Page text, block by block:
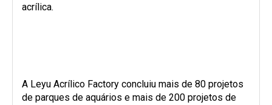
acrílica.
A Leyu Acrílico Factory concluiu mais de 80 projetos
de parques de aquários e mais de 200 projetos de